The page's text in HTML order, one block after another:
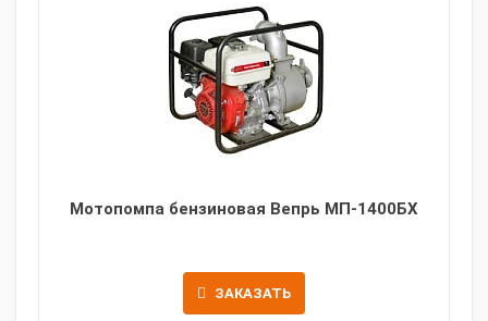
Мотопомпа бензиновая Вепрь МП-1400БХ
ЗАКАЗАТЬ